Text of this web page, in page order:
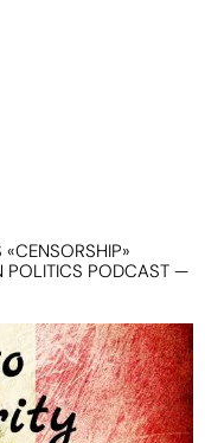
POLITICS PODCAST —